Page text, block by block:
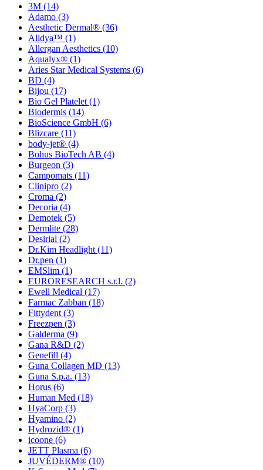
3M (14)
Adamo (3)
Aesthetic Dermal® (36)
Alidya™ (1)
Allergan Aesthetics (10)
Aqualyx® (1)
Aries Star Medical Systems (6)
BD (4)
Bijou (17)
Bio Gel Platelet (1)
Biodermis (14)
BioScience GmbH (6)
Blizcare (11)
body-jet® (4)
Bohus BioTech AB (4)
Burgeon (3)
Campomats (11)
Clinipro (2)
Croma (2)
Decoria (4)
Demotek (5)
Dermlite (28)
Desirial (2)
Dr.Kim Headlight (11)
Dr.pen (1)
EMSlim (1)
EURORESEARCH s.r.l. (2)
Ewell Medical (17)
Farmac Zabban (18)
Fittydent (3)
Freezpen (3)
Galderma (9)
Gana R&D (2)
Genefill (4)
Guna Collagen MD (13)
Guna S.p.a. (13)
Horus (6)
Human Med (18)
HyaCorp (3)
Hyamino (2)
Hydrozid® (1)
icoone (6)
JETT Plasma (6)
JUVÉDERM® (10)